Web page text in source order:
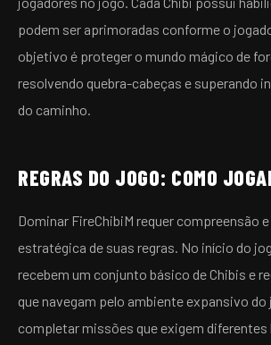
podem ser aprimoradas conforme o
objetivo é proteger o mundo mágico de
resolvendo quebra-cabeças e superando
do caminho.
REGRAS DO JOGO: COMO
Dominar FireChibiM requer compreensão
estratégica de suas regras. No início do
recebem um conjunto básico de Chibis e
que navegam pelo ambiente expansivo do
completar missões que exigem diferentes